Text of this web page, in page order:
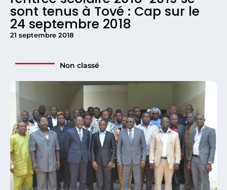
sont tenus à Tové : Cap sur le
24 septembre 2018
21 septembre 2018
Non classé